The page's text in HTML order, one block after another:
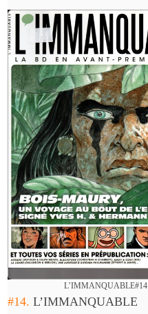
L’IMMANQUABLE#14
#14.L’IMMANQUABLE